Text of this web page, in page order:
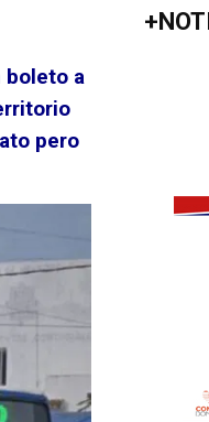
boleto a
pero